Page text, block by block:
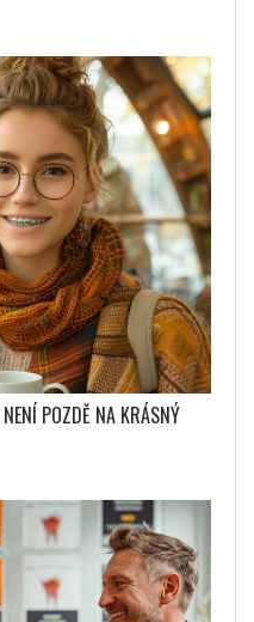
POZDĚ NA KRÁSNÝ